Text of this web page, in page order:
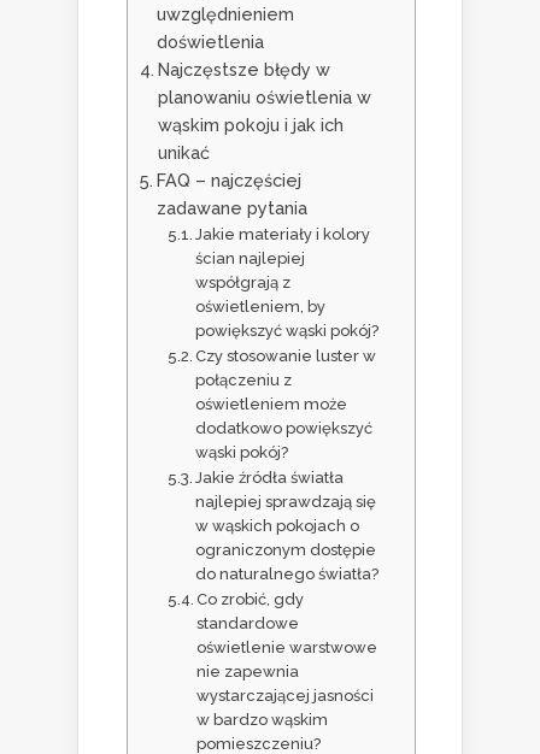
uwzględnieniem
doświetlenia
Najczęstsze błędy w
planowaniu oświetlenia w
wąskim pokoju i jak ich
unikać
FAQ – najczęściej
zadawane pytania
Jakie materiały i kolory
ścian najlepiej
współgrają z
oświetleniem, by
powiększyć wąski pokój?
Czy stosowanie luster w
połączeniu z
oświetleniem może
dodatkowo powiększyć
wąski pokój?
Jakie źródła światła
najlepiej sprawdzają się
w wąskich pokojach o
ograniczonym dostępie
do naturalnego światła?
Co zrobić, gdy
standardowe
oświetlenie warstwowe
nie zapewnia
wystarczającej jasności
w bardzo wąskim
pomieszczeniu?